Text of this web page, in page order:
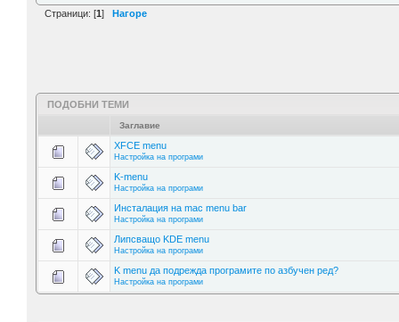
Страници: [1] Нагоре
ПОДОБНИ ТЕМИ
Заглавие
XFCE menu
Настройка на програми
K-menu
Настройка на програми
Инсталация на mac menu bar
Настройка на програми
Липсващо KDE menu
Настройка на програми
K menu да подрежда програмите по азбучен ред?
Настройка на програми